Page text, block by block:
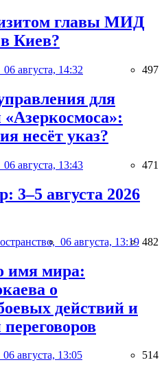
главы МИД
Киев?
06 августа, 14:32 497
для
несёт указ?
06 августа, 13:43 471
3–5 августа 2026
06 августа, 13:19 482
имя мира:
о
действий и
06 августа, 13:05 514